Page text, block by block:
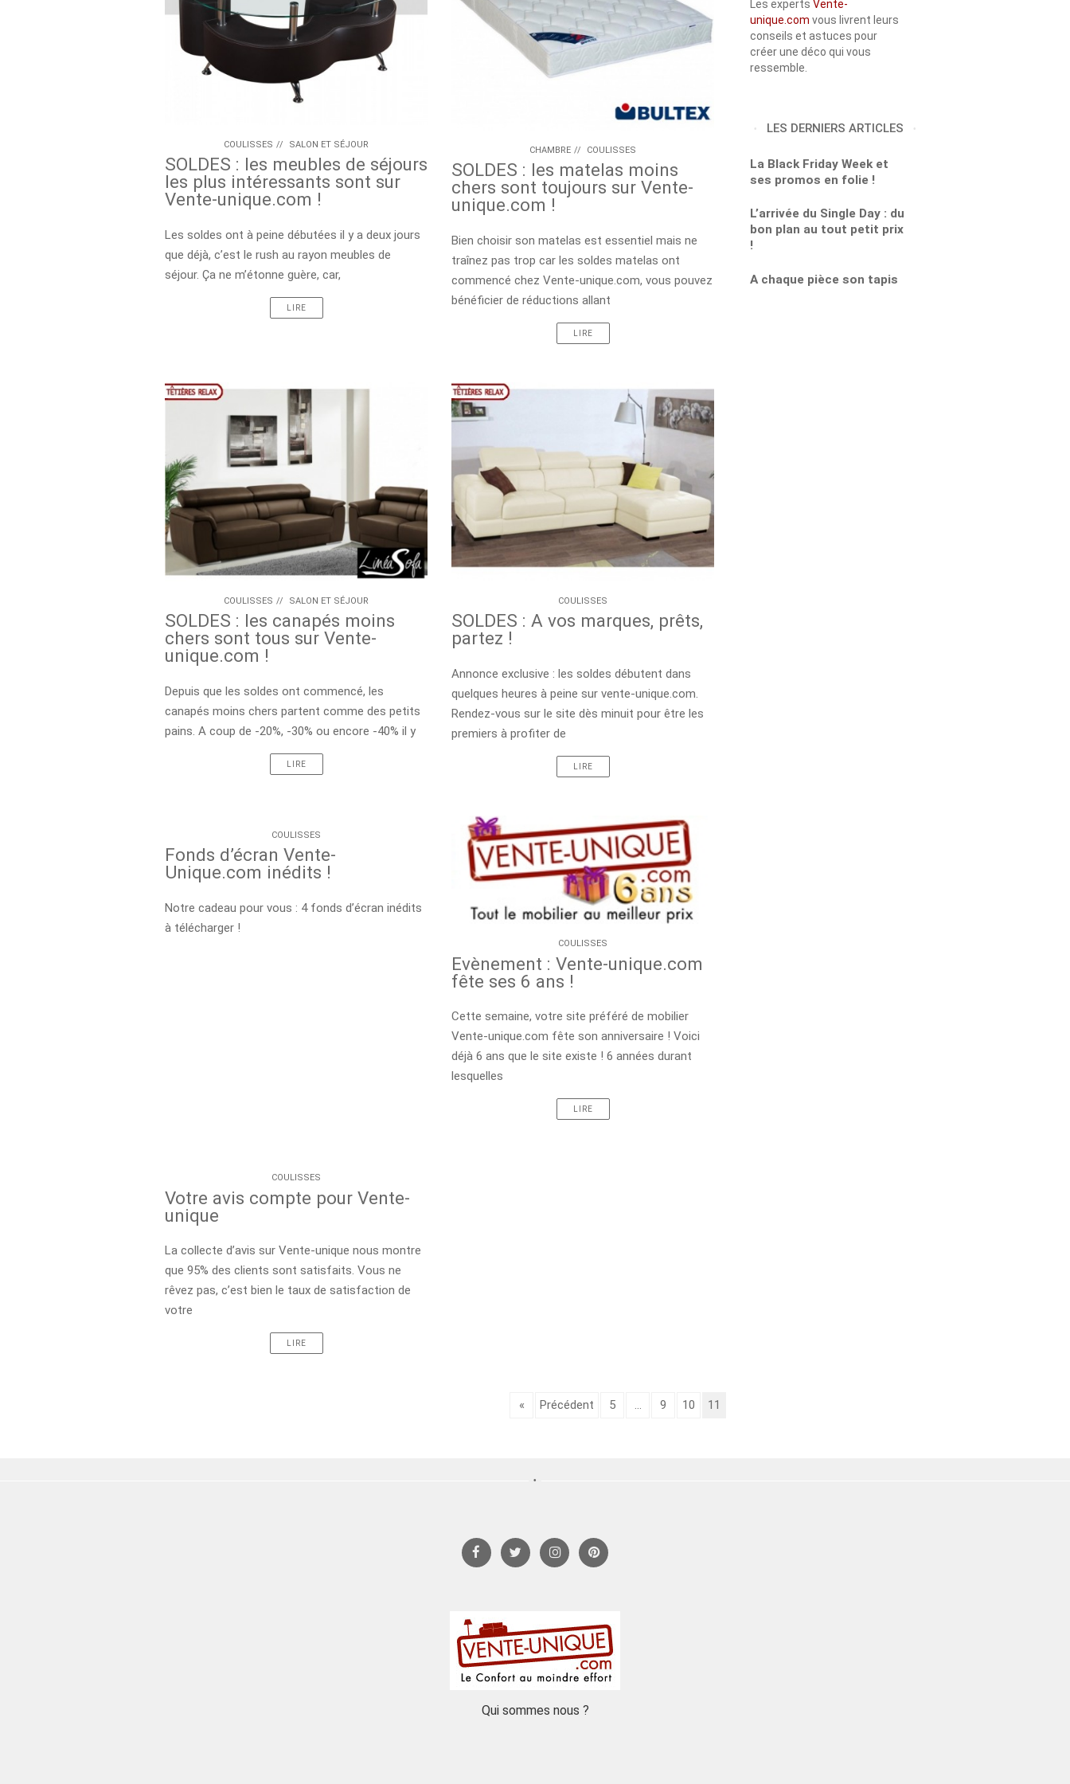
COULISSES // SALON ET SÉJOUR
SOLDES : les meubles de séjours
les plus intéressants sont sur
Vente-unique.com !
Les soldes ont à peine débutées il y a deux jours
que déjà, c’est le rush au rayon meubles de
séjour. Ça ne m’étonne guère, car,
LIRE
CHAMBRE // COULISSES
SOLDES : les matelas moins
chers sont toujours sur Vente-
unique.com !
Bien choisir son matelas est essentiel mais ne
traînez pas trop car les soldes matelas ont
commencé chez Vente-unique.com, vous pouvez
bénéficier de réductions allant
LIRE
COULISSES // SALON ET SÉJOUR
SOLDES : les canapés moins
chers sont tous sur Vente-
unique.com !
Depuis que les soldes ont commencé, les
canapés moins chers partent comme des petits
pains. A coup de -20%, -30% ou encore -40% il y
LIRE
COULISSES
SOLDES : A vos marques, prêts,
partez !
Annonce exclusive : les soldes débutent dans
quelques heures à peine sur vente-unique.com.
Rendez-vous sur le site dès minuit pour être les
premiers à profiter de
LIRE
COULISSES
Fonds d’écran Vente-
Unique.com inédits !
Notre cadeau pour vous : 4 fonds d’écran inédits
à télécharger !
COULISSES
Evènement : Vente-unique.com
fête ses 6 ans !
Cette semaine, votre site préféré de mobilier
Vente-unique.com fête son anniversaire ! Voici
déjà 6 ans que le site existe ! 6 années durant
lesquelles
LIRE
COULISSES
Votre avis compte pour Vente-
unique
La collecte d’avis sur Vente-unique nous montre
que 95% des clients sont satisfaits. Vous ne
rêvez pas, c’est bien le taux de satisfaction de
votre
LIRE
« Précédent 5 ... 9 10 11
Les experts Vente-
unique.com vous livrent leurs
conseils et astuces pour
créer une déco qui vous
ressemble.
LES DERNIERS ARTICLES
La Black Friday Week et
ses promos en folie !
L’arrivée du Single Day : du
bon plan au tout petit prix
!
A chaque pièce son tapis
Qui sommes nous ?